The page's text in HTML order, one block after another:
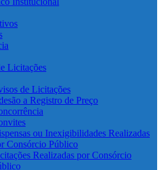
Licitações
de Licitações
a Registro de Preço
ou Inexigibilidades Realizadas
Consórcio Público
Realizadas por Consórcio